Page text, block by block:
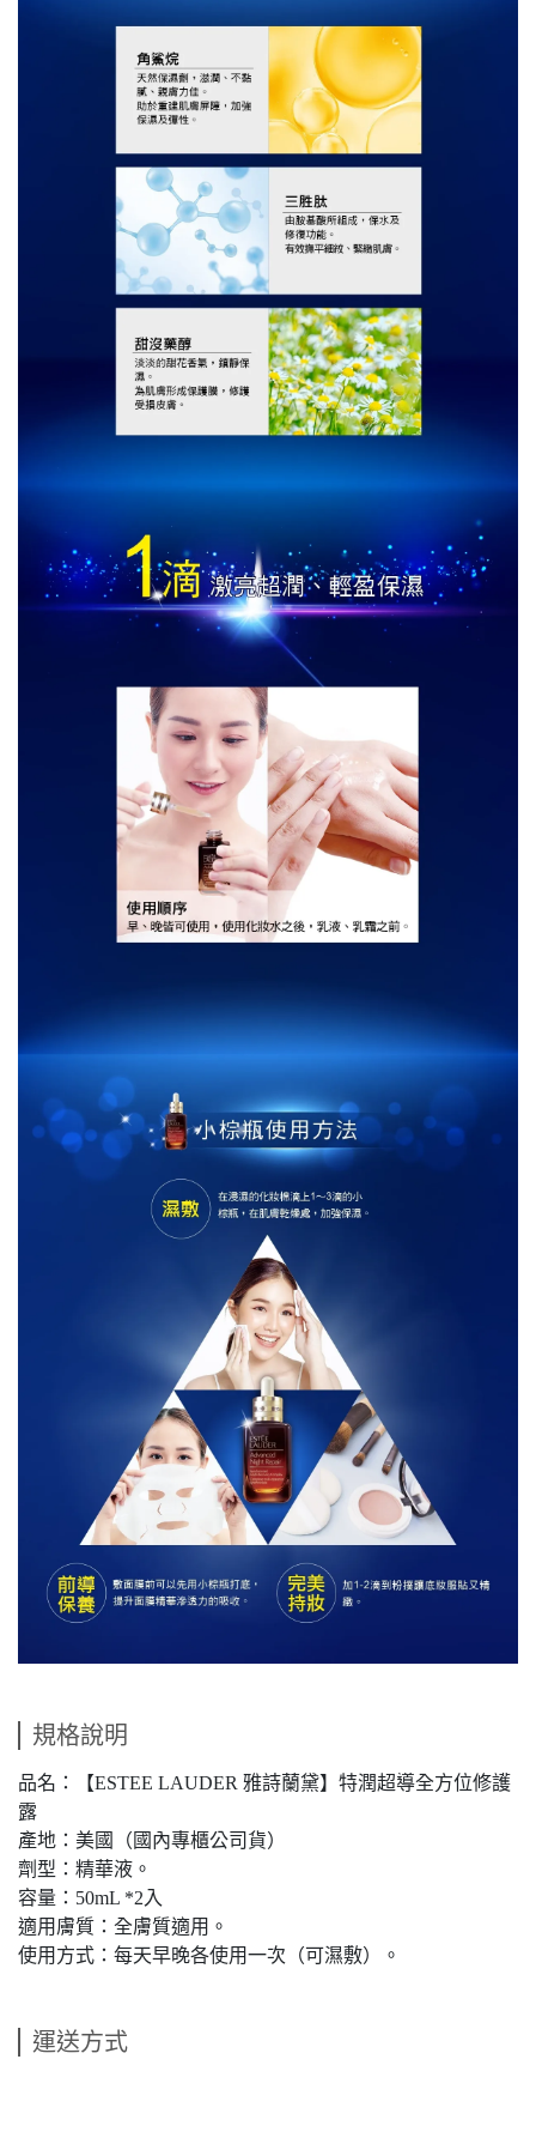
規格說明
品名：【ESTEE LAUDER 雅詩蘭黛】特潤超導全方位修護
露
產地：美國（國內專櫃公司貨）
劑型：精華液。
容量：50mL *2入
適用膚質：全膚質適用。
使用方式：每天早晚各使用一次（可濕敷）。
運送方式